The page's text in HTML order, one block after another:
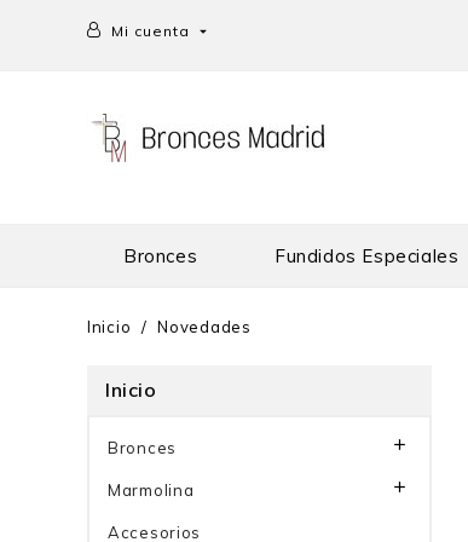
Mi cuenta 
Bronces Fundidos Especiales
Inicio Novedades
Inicio
Bronces 
Marmolina 
Accesorios